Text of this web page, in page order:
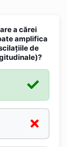
a cărei
amplifica
de